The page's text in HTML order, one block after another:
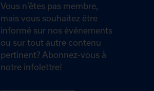
Vous n’êtes pas membre,
mais vous souhaitez être
informé sur nos événements
ou sur tout autre contenu
pertinent? Abonnez-vous à
notre infolettre!